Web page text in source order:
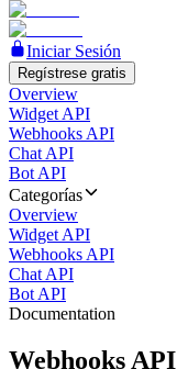
Iniciar Sesión
Regístrese gratis
Overview
Widget API
Webhooks API
Chat API
Bot API
Categorías
Overview
Widget API
Webhooks API
Chat API
Bot API
Documentation
Webhooks API